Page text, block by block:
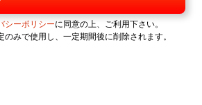
シーポリシーに同意の上、ご利用下さい。
みで使用し、一定期間後に削除されます。